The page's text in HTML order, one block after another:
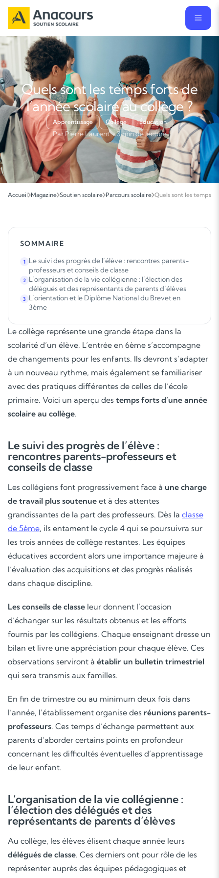
Quels sont les temps forts de
l’année scolaire au collège ?
Apprentissage Collège Éducation
Par Pierre Laurent · 3 min de lecture
Accueil Magazine Soutien scolaire Parcours scolaire Quels sont les temps
SOMMAIRE
1
Le suivi des progrès de l’élève : rencontres parents-
professeurs et conseils de classe
2 L’organisation de la vie collégienne : l’élection des
délégués et des représentants de parents d’élèves
3 L’orientation et le Diplôme National du Brevet en
3ème
Le collège représente une grande étape dans la
scolarité d’un élève. L’entrée en 6ème s’accompagne
de changements pour les enfants. Ils devront s’adapter
à un nouveau rythme, mais également se familiariser
avec des pratiques différentes de celles de l’école
primaire. Voici un aperçu des temps forts d’une année
scolaire au collège.
Le suivi des progrès de l’élève :
rencontres parents-professeurs et
conseils de classe
Les collégiens font progressivement face à une charge
de travail plus soutenue et à des attentes
grandissantes de la part des professeurs. Dès la classe
de 5ème, ils entament le cycle 4 qui se poursuivra sur
les trois années de collège restantes. Les équipes
éducatives accordent alors une importance majeure à
l’évaluation des acquisitions et des progrès réalisés
dans chaque discipline.
Les conseils de classe leur donnent l’occasion
d’échanger sur les résultats obtenus et les efforts
fournis par les collégiens. Chaque enseignant dresse un
bilan et livre une appréciation pour chaque élève. Ces
observations serviront à établir un bulletin trimestriel
qui sera transmis aux familles.
En fin de trimestre ou au minimum deux fois dans
l’année, l’établissement organise des réunions parents-
professeurs. Ces temps d’échange permettent aux
parents d’aborder certains points en profondeur
concernant les difficultés éventuelles d’apprentissage
de leur enfant.
L’organisation de la vie collégienne :
l’élection des délégués et des
représentants de parents d’élèves
Au collège, les élèves élisent chaque année leurs
délégués de classe. Ces derniers ont pour rôle de les
représenter auprès des équipes pédagogiques et